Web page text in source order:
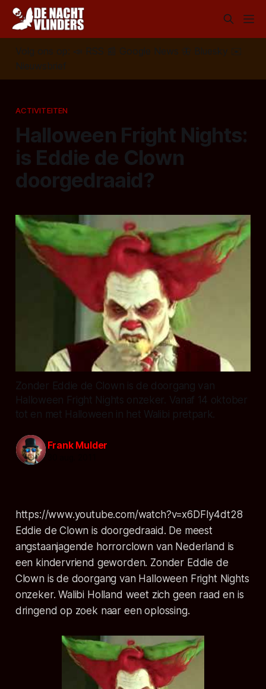
Volg ons op: 📣 RSS 📰 Google News 🦋 Bluesky
✉️
Nieuwsbrief
ACTIVITEITEN
Halloween Fright Nights:
is Eddie de Clown
doorgedraaid?
Zonder Eddie de Clown is de doorgang van
Halloween Fright Nights onzeker. Vanaf 14 oktober
tot en met Halloween in het Walibi pretpark.
Frank Mulder
https://www.youtube.com/watch?v=x6DFIy4dt28
Eddie de Clown is doorgedraaid. De meest
angstaanjagende horrorclown van Nederland is
een kindervriend geworden. Zonder Eddie de
Clown is de doorgang van Halloween Fright Nights
onzeker. Walibi Holland weet zich geen raad en is
dringend op zoek naar een oplossing.